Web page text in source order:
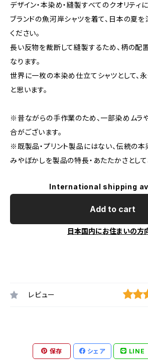
デザイン・本染め・縫製すべてのクオリティ
ブランドの魚河岸シャツを着て、日本の夏を
ください。
長い反物を裁断して縫製するため、柄の配
なります。
世界に一枚の本染め仕立てシャツとして、
と思います。
※昔ながらの手作業のため、一部染めムラ
合がございます。
※既製品・プリント製品にはない、伝統の
みやぼかしを製品の特長・あたたかさとして
International shipping
Add to cart
日本国内にお住まいの方
レビュー
保存 シェア LINE